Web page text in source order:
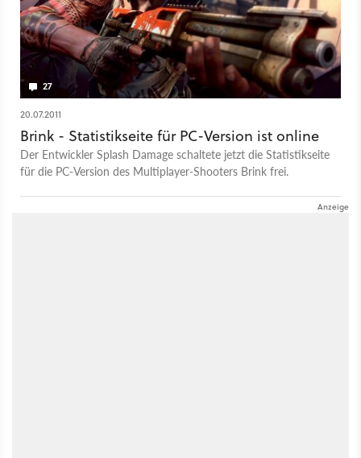
27
20.07.2011
Brink - Statistikseite für PC-Version ist online
Der Entwickler Splash Damage schaltete jetzt die Statistikseite
für die PC-Version des Multiplayer-Shooters Brink frei.